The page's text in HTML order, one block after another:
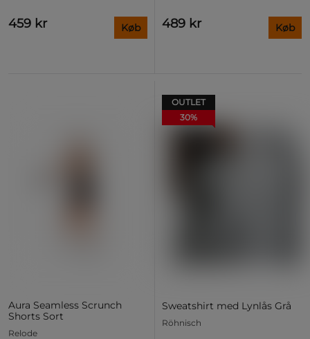
459 kr Køb 489 kr Køb
Aura Seamless Scrunch
Shorts Sort
Relode
OUTLET
30%
Sweatshirt med Lynlås Grå
Röhnisch